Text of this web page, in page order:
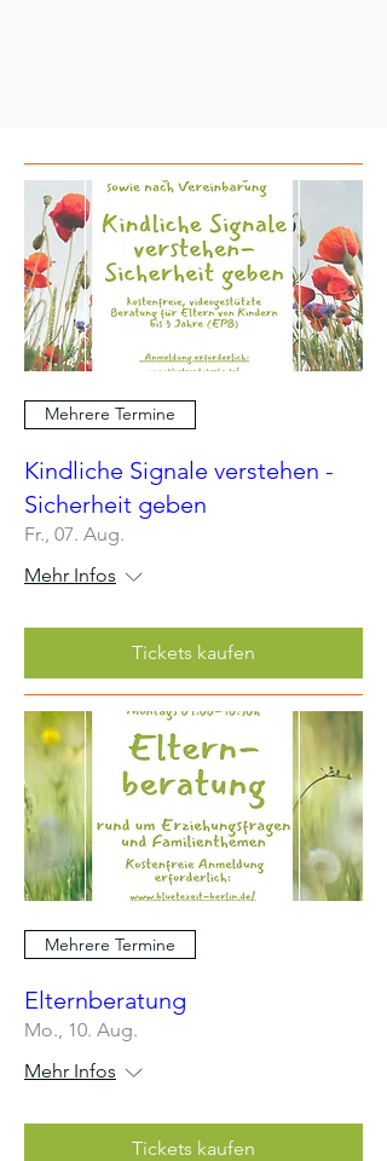
Mehrere Termine
Kindliche Signale verstehen -
Sicherheit geben
Fr., 07. Aug.
Mehr Infos
Tickets kaufen
Mehrere Termine
Elternberatung
Mo., 10. Aug.
Mehr Infos
Tickets kaufen